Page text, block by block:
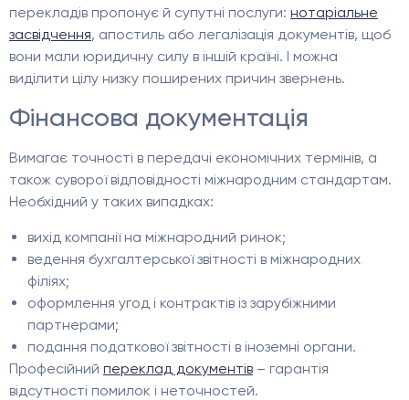
перекладів пропонує й супутні послуги: нотаріальне
засвідчення, апостиль або легалізація документів, щоб
вони мали юридичну силу в іншій країні. І можна
виділити цілу низку поширених причин звернень.
Фінансова документація
Вимагає точності в передачі економічних термінів, а
також суворої відповідності міжнародним стандартам.
Необхідний у таких випадках:
вихід компанії на міжнародний ринок;
ведення бухгалтерської звітності в міжнародних
філіях;
оформлення угод і контрактів із зарубіжними
партнерами;
подання податкової звітності в іноземні органи.
Професійний переклад документів – гарантія
відсутності помилок і неточностей.